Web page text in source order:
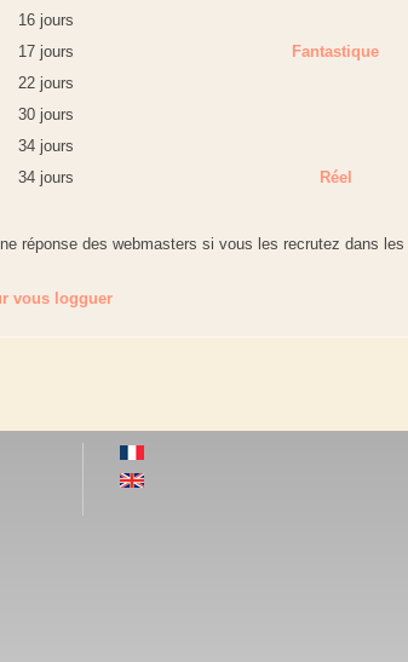
16 jours
17 jours
Fantastique
22 jours
30 jours
34 jours
34 jours Réel
réponse des webmasters si vous les recrutez dans les
vous logguer